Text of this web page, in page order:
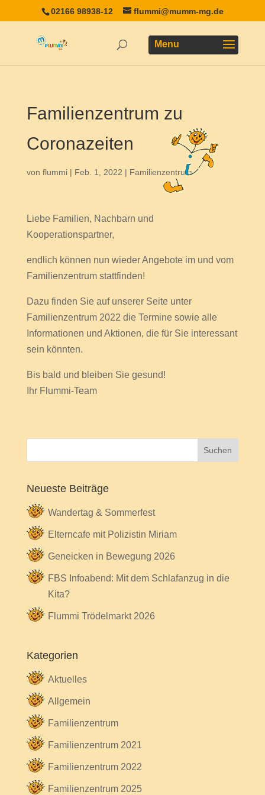
02166 98938-12 flummi@mumm-mg.de
Familienzentrum zu
Coronazeiten
von flummi| Feb. 1, 2022 | Familienzentrum
Liebe Familien, Nachbarn und
Kooperationspartner,
endlich können nun wieder Angebote im und vom
Familienzentrum stattfinden!
Dazu finden Sie auf unserer Seite unter
Familienzentrum 2022 die Termine sowie alle
Informationen und Aktionen, die für Sie interessant
sein könnten.
Bis bald und bleiben Sie gesund!
Ihr Flummi-Team
Neueste Beiträge
Wandertag & Sommerfest
Elterncafe mit Polizistin Miriam
Geneicken in Bewegung 2026
FBS Infoabend: Mit dem Schlafanzug in die
Kita?
Flummi Trödelmarkt 2026
Kategorien
Aktuelles
Allgemein
Familienzentrum
Familienzentrum 2021
Familienzentrum 2022
Familienzentrum 2025